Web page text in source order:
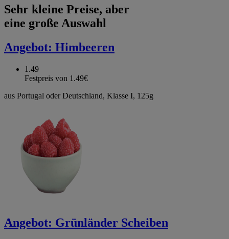
Sehr kleine Preise, aber
eine große Auswahl
Angebot: Himbeeren
1.49
Festpreis von 1.49€
aus Portugal oder Deutschland, Klasse I, 125g
Angebot: Grünländer Scheiben